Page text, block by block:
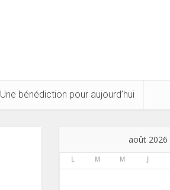
Une bénédiction pour aujourd’hui
août 2026
L M M J